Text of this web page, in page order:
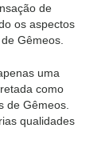
de
os aspectos
Gêmeos.
uma
como
de Gêmeos.
qualidades